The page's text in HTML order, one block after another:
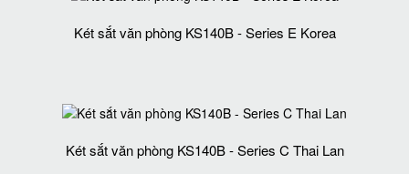
Két sắt văn phòng KS140B - Series E Korea
Két sắt văn phòng KS140B - Series C Thai Lan